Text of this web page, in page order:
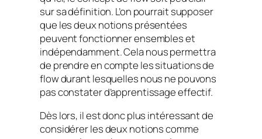
sur sa définition. L’on pourrait supposer
que les deux notions présentées
peuvent fonctionner ensembles et
indépendamment. Cela nous permettra
de prendre en compte les situations de
flowdurant lesquelles nous ne pouvons
pas constater d’apprentissage effectif.
Dès lors, il est donc plus intéressant de
considérer les deux notions comme